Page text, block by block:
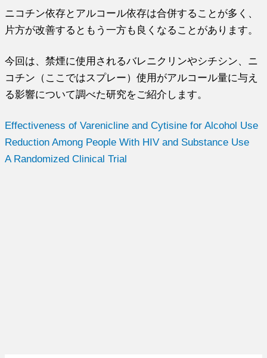
ニコチン依存とアルコール依存は合併することが多く、
片方が改善するともう一方も良くなることがあります。
今回は、禁煙に使用されるバレニクリンやシチシン、ニ
コチン（ここではスプレー）使用がアルコール量に与え
る影響について調べた研究をご紹介します。
Effectiveness of Varenicline and Cytisine for Alcohol Use
Reduction Among People With HIV and Substance Use
A Randomized Clinical Trial